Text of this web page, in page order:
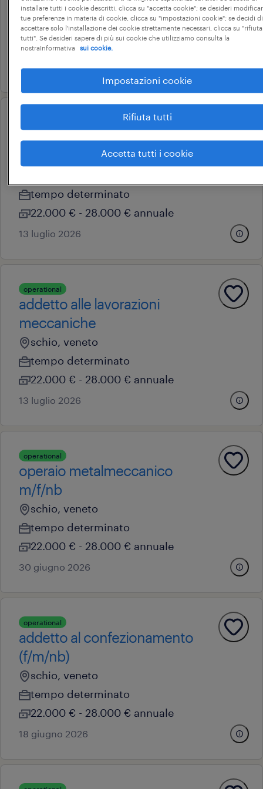
schio, veneto
tempo determinato
22.000 € - 28.000 € annuale
14 luglio 2026
addetto all'assemblaggio
metalmeccanico
tempo determinato
22.000 € - 28.000 € annuale
13 luglio 2026
operational
addetto alle lavorazioni
meccaniche
schio, veneto
tempo determinato
22.000 € - 28.000 € annuale
13 luglio 2026
operational
operaio metalmeccanico
m/f/nb
schio, veneto
tempo determinato
22.000 € - 28.000 € annuale
30 giugno 2026
operational
addetto al confezionamento
(f/m/nb)
schio, veneto
tempo determinato
22.000 € - 28.000 € annuale
18 giugno 2026
installare tutti i cookie descritti, clicca su "accetta cookie"; se desideri
tue preferenze in materia di cookie, clicca su "impostazioni cookie"; se decidi di
accettare solo l'installazione dei cookie strettamente necessari, clicca su "rifiuta
tutti". Se desideri sapere di più sui cookie che utilizziamo consulta la
nostraInformativa
sui cookie.
Impostazioni cookie
Rifiuta tutti
Accetta tutti i cookie